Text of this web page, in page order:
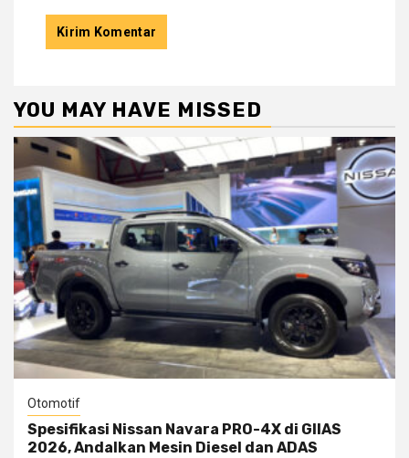
YOU MAY HAVE MISSED
Otomotif
Spesifikasi Nissan Navara PRO-4X di GIIAS
2026, Andalkan Mesin Diesel dan ADAS